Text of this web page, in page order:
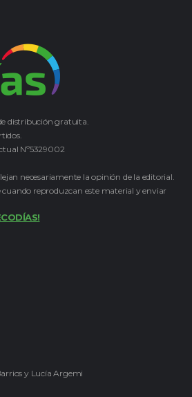
distribución gratuita.
Nº5329002
necesariamente la opinión de la editorial.
reproduzcan este material y enviar
y Lucía Argemi